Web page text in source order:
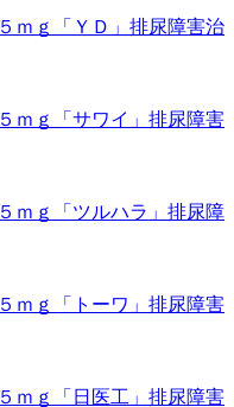
ｍｇ「ＹＤ」 排尿障害治
ｍｇ「サワイ」 排尿障害
ｍｇ「ツルハラ」 排尿障
ｍｇ「トーワ」 排尿障害
ｍｇ「日医工」 排尿障害